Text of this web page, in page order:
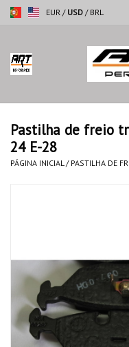
EUR / USD / BRL
Página inicial
Motocicletas
Automoveis
Pastilha de freio
24 E-28
PÁGINA INICIAL / PASTILHA DE